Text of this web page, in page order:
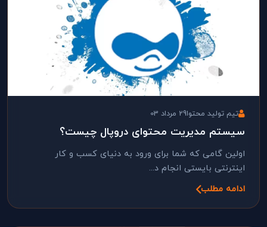
تیم تولید محتوا29 مرداد 03
سیستم مدیریت محتوای دروپال چیست؟
اولین گامی که شما برای ورود به دنیای کسب و کار
اینترنتی بایستی انجام د...
ادامه مطلب